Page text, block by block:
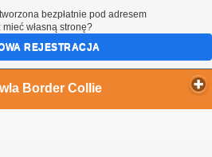
Border Collie
bezpłatnie pod adresem
mieć własną stronę?
REJESTRACJA